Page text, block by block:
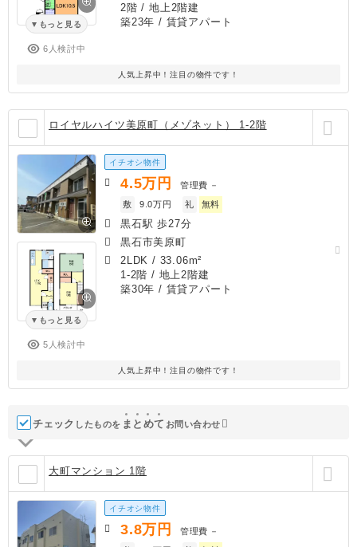
もっと見る
6人検討中
2階 / 地上2階建
築23年 / 賃貸アパート
人気上昇中！注目の物件です！
ロイヤルハイツ美原町（メゾネット） 1-2階
もっと見る
5人検討中
イチオシ物件
4.5万円 管理費 －
敷
9.0万円 礼 無料
黒石駅 歩27分
黒石市美原町
2LDK / 33.06m²
1-2階 / 地上2階建
築30年 / 賃貸アパート
人気上昇中！注目の物件です！
チェック したものを ま と めて お問い合わせ
大町マンション 1階
イチオシ物件
3.8万円 管理費 －